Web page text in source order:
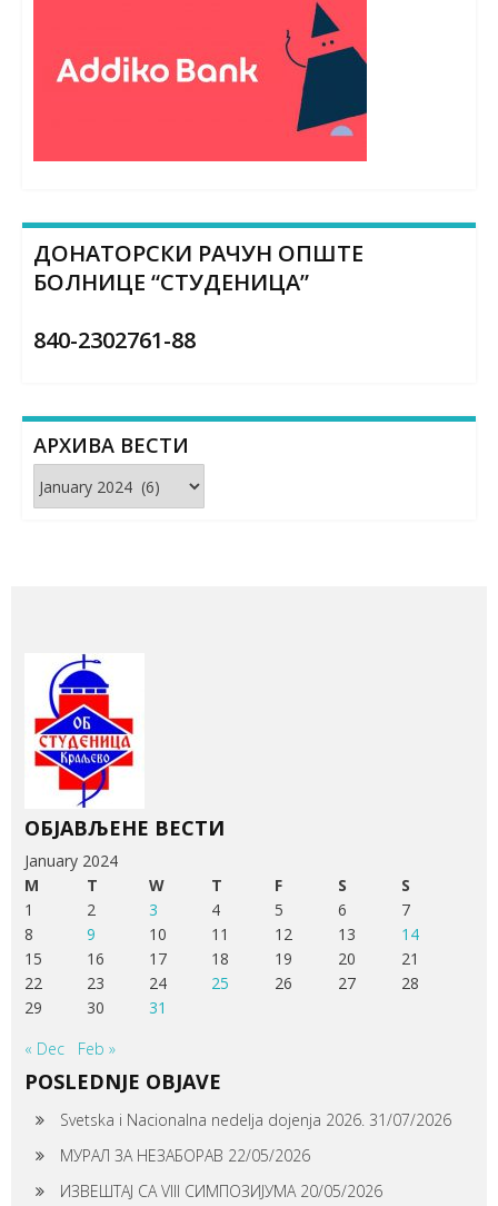
ДОНАТОРСКИ РАЧУН ОПШТЕ
БОЛНИЦЕ “СТУДЕНИЦА”
840-2302761-88
АРХИВА ВЕСТИ
Архива
вести
ОБЈАВЉЕНЕ ВЕСТИ
January 2024
M
T W T F S
S
1
2 3 4 5 6
7
8
9 10 11 12 13
14
15
16 17 18 19 20
21
22
23 24 25 26 27
28
29
30
31
« Dec
Feb »
POSLEDNJE OBJAVE
Svetska i Nacionalna nedelja dojenja 2026. 31/07/2026
МУРАЛ ЗА НЕЗАБОРАВ 22/05/2026
ИЗВЕШТАЈ СА VIII СИМПОЗИЈУМА 20/05/2026